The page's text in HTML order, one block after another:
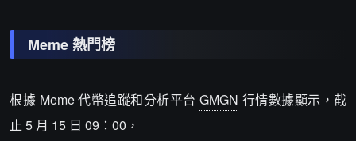
Meme 熱門榜
根據 Meme 代幣追蹤和分析平台 GMGN 行情數據顯示，截
止 5 月 15 日 09：00，